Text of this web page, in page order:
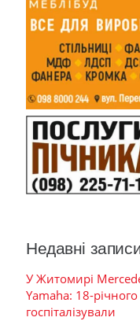
Недавні
У Житомирі
Yamaha: 18-
госпіталізували